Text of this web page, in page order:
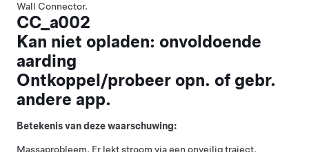
Wall Connector.
CC_a002
Kan niet opladen: onvoldoende
aarding
Ontkoppel/probeer opn. of gebr.
andere app.
Betekenis van deze waarschuwing:
Massaprobleem. Er lekt stroom via een onveilig traject.